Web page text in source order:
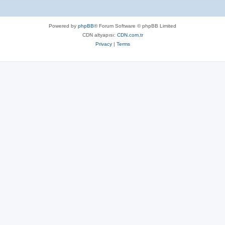
Powered by phpBB® Forum Software © phpBB Limited
CDN altyapısı: CDN.com.tr
Privacy| Terms